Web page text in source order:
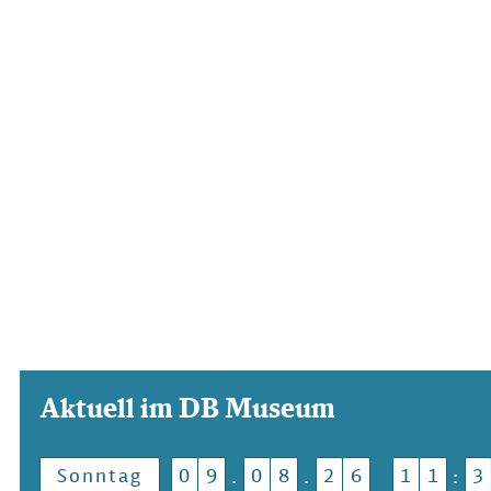
Aktuell im DB Museum
Sonntag 0 9 . 0 8 . 2 6 1 1 : 3